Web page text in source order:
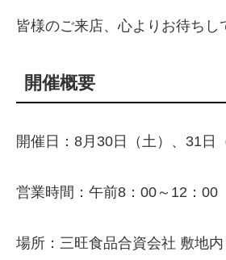
皆様のご来店、心よりお待ちし
開催概要
開催日：8月30日（土）、31日
営業時間：午前8：00～12：00
場所：三旺食品合資会社 敷地内